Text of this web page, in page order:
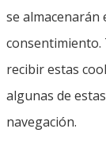
se almacenarán
recibir estas
algunas de
navegación.